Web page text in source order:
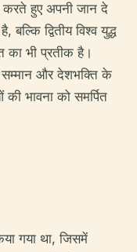
करते हुए अपनी जान दे
द्वितीय विश्व युद्ध
का भी प्रतीक है।
सम्मान और देशभक्ति के
की भावना को समर्पित
गया था, जिसमें